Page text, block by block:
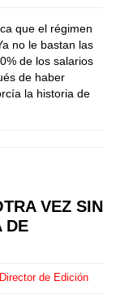
que el régimen
no le bastan las
de los salarios
de haber
la historia de
VEZ SIN
DE
Director de Edición